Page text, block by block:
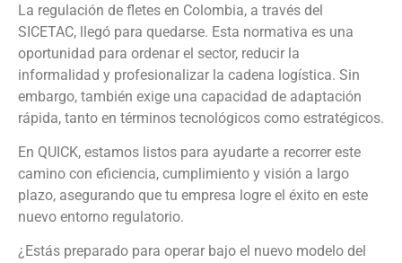
La regulación de fletes en Colombia, a través del
SICETAC, llegó para quedarse. Esta normativa es una
oportunidad para ordenar el sector, reducir la
informalidad y profesionalizar la cadena logística. Sin
embargo, también exige una capacidad de adaptación
rápida, tanto en términos tecnológicos como estratégicos.
En QUICK, estamos listos para ayudarte a recorrer este
camino con eficiencia, cumplimiento y visión a largo
plazo, asegurando que tu empresa logre el éxito en este
nuevo entorno regulatorio.
¿Estás preparado para operar bajo el nuevo modelo del